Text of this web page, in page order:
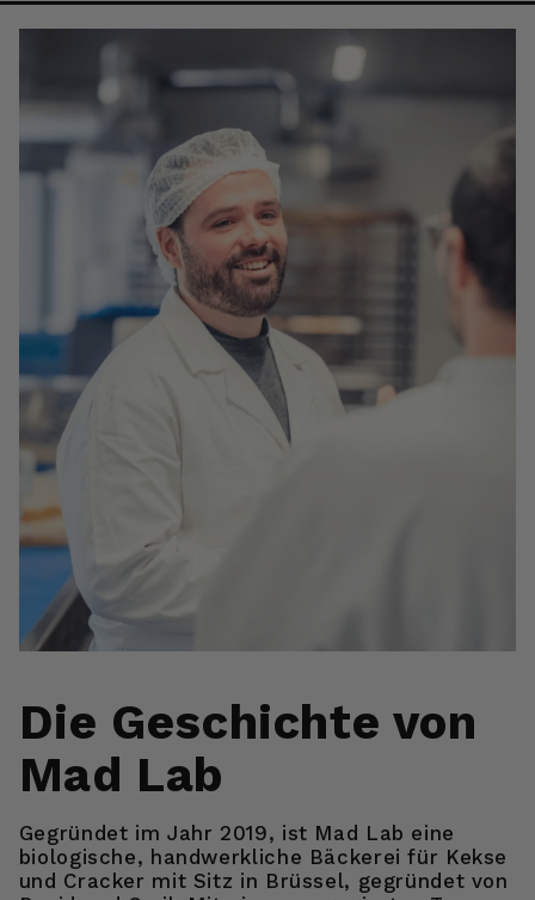
Die Geschichte von
Mad Lab
Gegründet im Jahr 2019, ist Mad Lab eine
biologische, handwerkliche Bäckerei für Kekse
und Cracker mit Sitz in Brüssel, gegründet von